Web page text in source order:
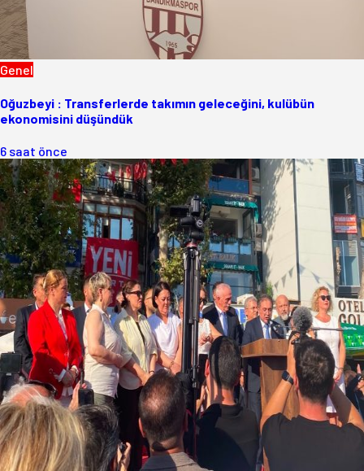
Genel
Oğuzbeyi : Transferlerde takımın geleceğini, kulübün
ekonomisini düşündük
6 saat önce